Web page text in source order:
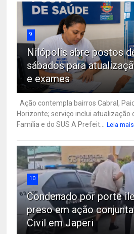
9
Nilópolis abre postos
sábados para
e exames
Ação contempla bairros Cabral,
Horizonte; serviço inclui atualização
Família e do SUS A Prefeit...
Leia mais
10
Condenado por porte
preso em ação
Civil em Japeri